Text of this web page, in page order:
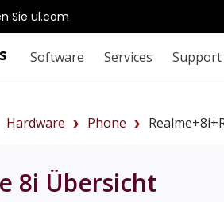
Sie ul.com
Software Services Support
Hardware Phone
8i Übersicht